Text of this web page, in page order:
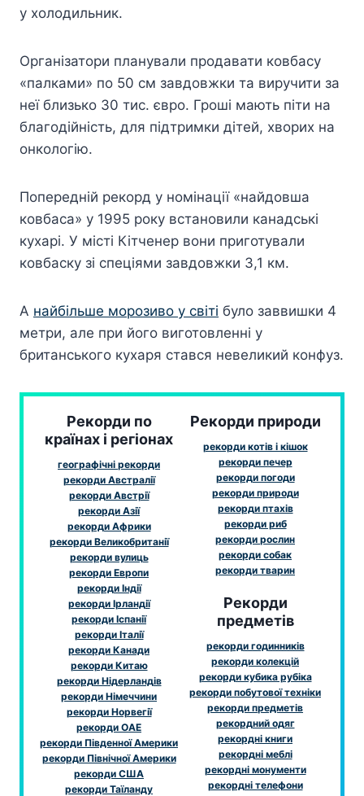
у холодильник.
Організатори планували продавати ковбасу
«палками» по 50 см завдовжки та виручити за
неї близько 30 тис. євро. Гроші мають піти на
благодійність, для підтримки дітей, хворих на
онкологію.
Попередній рекорд у номінації «найдовша
ковбаса» у 1995 року встановили канадські
кухарі. У місті Кітченер вони приготували
ковбаску зі спеціями завдовжки 3,1 км.
А найбільше морозиво у світі було заввишки 4
метри, але при його виготовленні у
британського кухаря стався невеликий конфуз.
Рекорди по
країнах і регіонах
географічні рекорди
рекорди Австралії
рекорди Австрії
рекорди Азії
рекорди Африки
рекорди Великобританії
рекорди вулиць
рекорди Европи
рекорди Індії
рекорди Ірландії
рекорди Іспанії
рекорди Італії
рекорди Канади
рекорди Китаю
рекорди Нідерландів
рекорди Німеччини
рекорди Норвегії
рекорди ОАЕ
рекорди Південної Америки
рекорди Північної Америки
рекорди США
рекорди Таїланду
Рекорди природи
рекорди котів і кішок
рекорди печер
рекорди погоди
рекорди природи
рекорди птахів
рекорди риб
рекорди рослин
рекорди собак
рекорди тварин
Рекорди
предметів
рекорди годинників
рекорди колекцій
рекорди кубика рубіка
рекорди побутової техніки
рекорди предметів
рекордний одяг
рекордні книги
рекордні меблі
рекордні монументи
рекордні телефони